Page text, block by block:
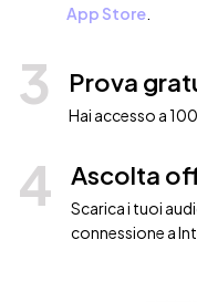
App Store
3 Prova
Hai accesso a
4 Ascolta
Scarica i tuoi
connessione a